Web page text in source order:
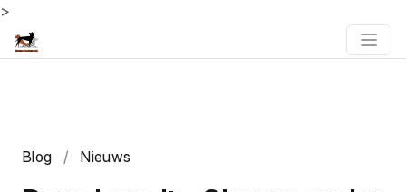
>
Blog / Nieuws